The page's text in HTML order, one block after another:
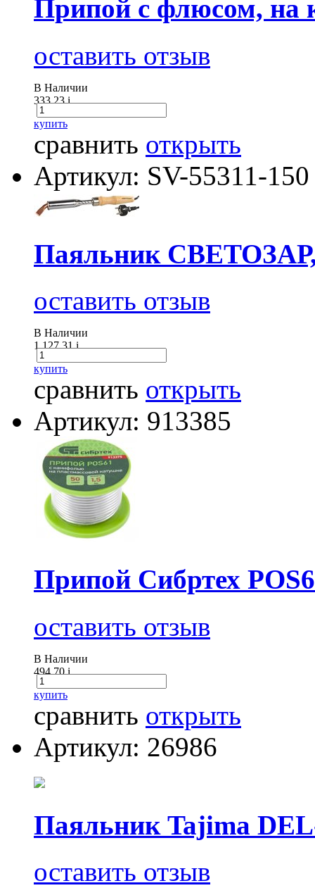
Припой с флюсом, на
оставить отзыв
В Наличии
333.23i
купить
сравнить открыть
Артикул: SV-55311-150
Паяльник СВЕТОЗАР,
оставить отзыв
В Наличии
1 127.31i
купить
сравнить открыть
Артикул: 913385
Припой Сибртех
оставить отзыв
В Наличии
494.70i
купить
сравнить открыть
Артикул: 26986
Паяльник Tajima
оставить отзыв